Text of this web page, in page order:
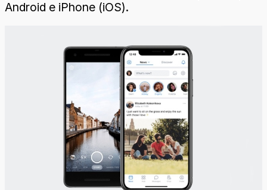
Android e iPhone (iOS).